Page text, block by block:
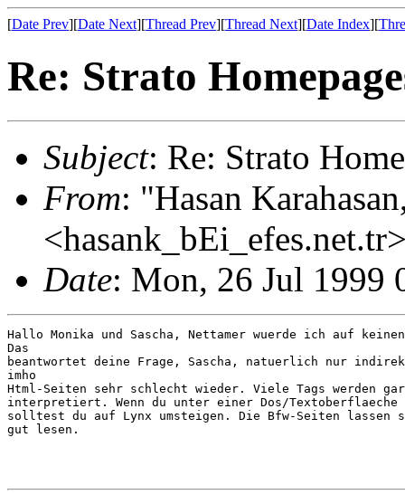
[Date Prev][Date Next][Thread Prev][Thread Next][Date Index][
Re: Strato
Subject: Re: Strato
From: "Hasan
Date: Mon, 26 Jul 1999
Hallo Monika und Sascha, Nettamer wuerde ich auf
Das
beantwortet deine Frage, Sascha, natuerlich nur
imho
Html-Seiten sehr schlecht wieder. Viele Tags werden
interpretiert. Wenn du unter einer Dos/
solltest du auf Lynx umsteigen. Die Bfw-Seiten lassen
gut lesen.